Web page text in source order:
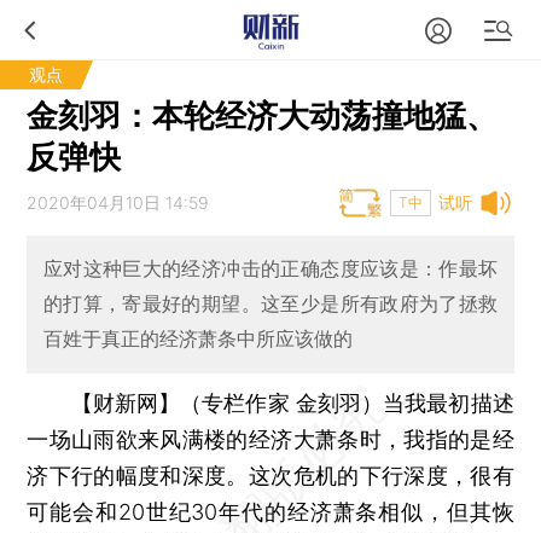
观点
金刻羽：本轮经济大动荡撞地猛、
反弹快
试听
2020年04月10日 14:59 T中
应对这种巨大的经济冲击的正确态度应该是：作最坏
的打算，寄最好的期望。这至少是所有政府为了拯救
百姓于真正的经济萧条中所应该做的
【财新网】（专栏作家 金刻羽） 当我最初描述
一场山雨欲来风满楼的经济大萧条时，我指的是经
济下行的幅度和深度。这次危机的下行深度，很有
可能会和20世纪30年代的经济萧条相似，但其恢